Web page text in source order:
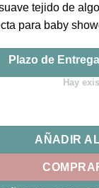
tejido de
para baby
Plazo de
Hay
Puesta
AÑADIR